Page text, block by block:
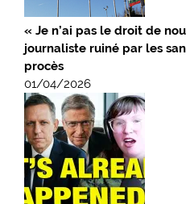
« Je n’ai pas le droit de
journaliste ruiné par les
procès
01/04/2026